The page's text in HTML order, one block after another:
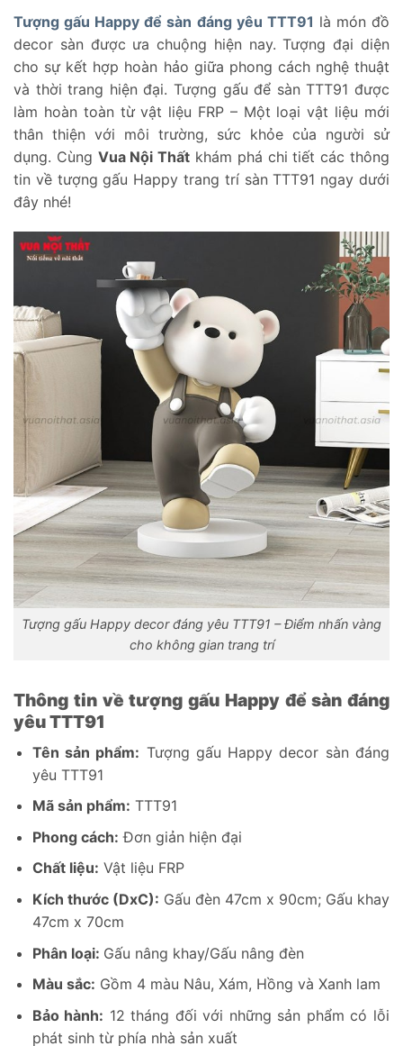
Tượng gấu Happy để sàn đáng yêu TTT91 là món đồ
decor sàn được ưa chuộng hiện nay. Tượng đại diện
cho sự kết hợp hoàn hảo giữa phong cách nghệ thuật
và thời trang hiện đại. Tượng gấu để sàn TTT91 được
làm hoàn toàn từ vật liệu FRP – Một loại vật liệu mới
thân thiện với môi trường, sức khỏe của người sử
dụng. Cùng Vua Nội Thất khám phá chi tiết các thông
tin về tượng gấu Happy trang trí sàn TTT91 ngay dưới
đây nhé!
Tượng gấu Happy decor đáng yêu TTT91 – Điểm nhấn vàng
cho không gian trang trí
Thông tin về tượng gấu Happy để sàn đáng
yêu TTT91
Tên sản phẩm: Tượng gấu Happy decor sàn đáng
yêu TTT91
Mã sản phẩm: TTT91
Phong cách: Đơn giản hiện đại
Chất liệu: Vật liệu FRP
Kích thước (DxC): Gấu đèn 47cm x 90cm; Gấu khay
47cm x 70cm
Phân loại: Gấu nâng khay/Gấu nâng đèn
Màu sắc: Gồm 4 màu Nâu, Xám, Hồng và Xanh lam
Bảo hành: 12 tháng đối với những sản phẩm có lỗi
phát sinh từ phía nhà sản xuất